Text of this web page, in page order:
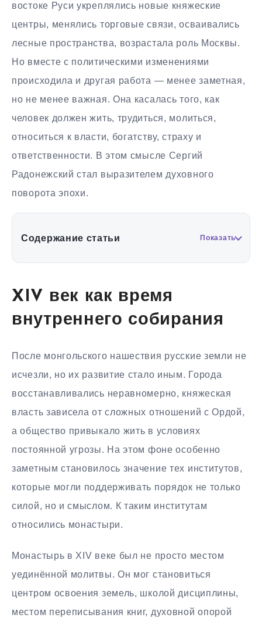
востоке Руси укреплялись новые княжеские
центры, менялись торговые связи, осваивались
лесные пространства, возрастала роль Москвы.
Но вместе с политическими изменениями
происходила и другая работа — менее заметная,
но не менее важная. Она касалась того, как
человек должен жить, трудиться, молиться,
относиться к власти, богатству, страху и
ответственности. В этом смысле Сергий
Радонежский стал выразителем духовного
поворота эпохи.
Содержание статьи Показать
XIV век как время
внутреннего собирания
После монгольского нашествия русские земли не
исчезли, но их развитие стало иным. Города
восстанавливались неравномерно, княжеская
власть зависела от сложных отношений с Ордой,
а общество привыкало жить в условиях
постоянной угрозы. На этом фоне особенно
заметным становилось значение тех институтов,
которые могли поддерживать порядок не только
силой, но и смыслом. К таким институтам
относились монастыри.
Монастырь в XIV веке был не просто местом
уединённой молитвы. Он мог становиться
центром освоения земель, школой дисциплины,
местом переписывания книг, духовной опорой